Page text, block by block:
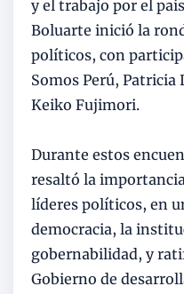
y el trabajo por el
Boluarte inició la
políticos, con
Somos Perú, Patricia
Keiko Fujimori.
Durante estos
resaltó la
líderes políticos, en
democracia, la
gobernabilidad, y
Gobierno de